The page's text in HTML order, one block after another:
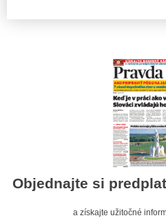
Objednajte si
a získajte užitočné